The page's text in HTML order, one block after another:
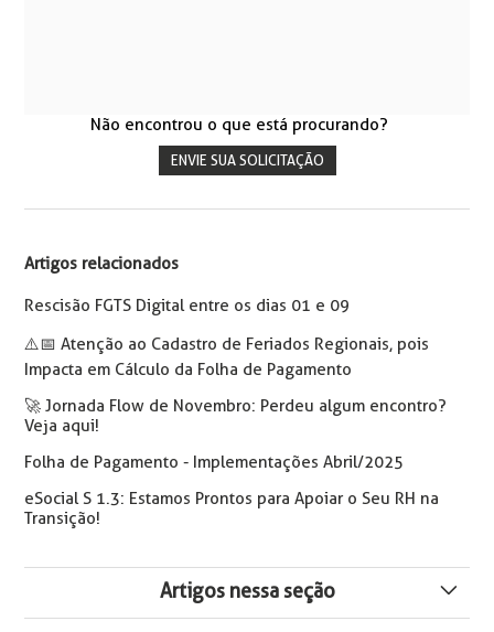
Não encontrou o que está procurando?
ENVIE SUA SOLICITAÇÃO
Artigos relacionados
Rescisão FGTS Digital entre os dias 01 e 09
⚠️📅️ Atenção ao Cadastro de Feriados Regionais, pois
Impacta em Cálculo da Folha de Pagamento
🚀 Jornada Flow de Novembro: Perdeu algum encontro?
Veja aqui!
Folha de Pagamento - Implementações Abril/2025
eSocial S 1.3: Estamos Prontos para Apoiar o Seu RH na
Transição!
Artigos nessa seção